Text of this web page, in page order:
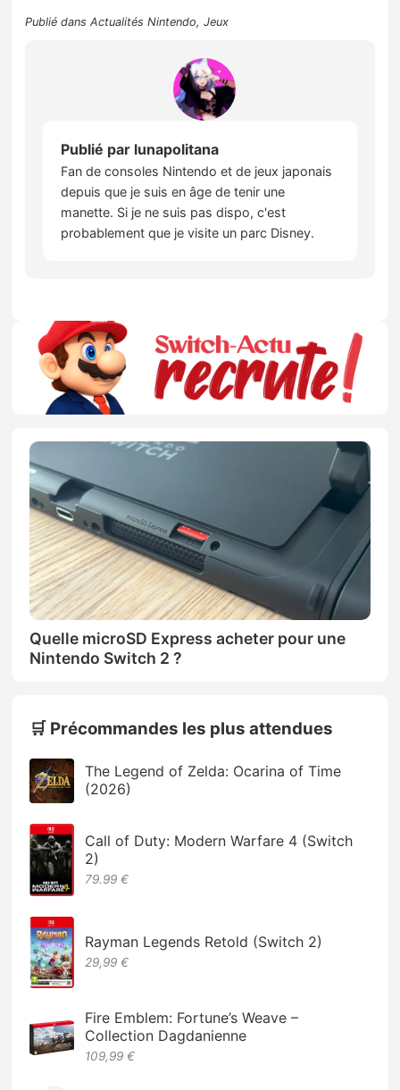
Publié dansActualités Nintendo,Jeux
Publié par lunapolitana
Fan de consoles Nintendo et de jeux japonais
depuis que je suis en âge de tenir une
manette. Si je ne suis pas dispo, c'est
probablement que je visite un parc Disney.
Quelle microSD Express acheter pour une
Nintendo Switch 2 ?
🛒 Précommandes les plus attendues
The Legend of Zelda: Ocarina of Time
(2026)
Call of Duty: Modern Warfare 4 (Switch
2)
79.99 €
Rayman Legends Retold (Switch 2)
29,99 €
Fire Emblem: Fortune’s Weave –
Collection Dagdanienne
109,99 €